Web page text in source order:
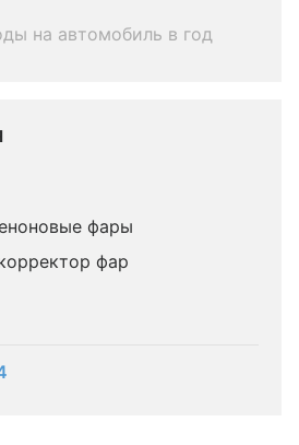
на автомобиль в год
фары
фар